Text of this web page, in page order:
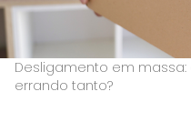
Desligamento em
errando tanto?